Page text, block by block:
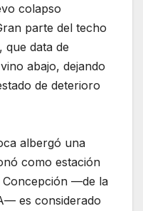
colapso
parte del techo
que data de
abajo, dejando
de deterioro
albergó una
como estación
—de la
es considerado